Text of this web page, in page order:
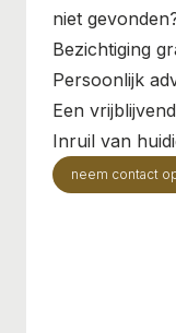
niet
Bezichtiging
Persoonlijk
Een
Inruil van
neem contact